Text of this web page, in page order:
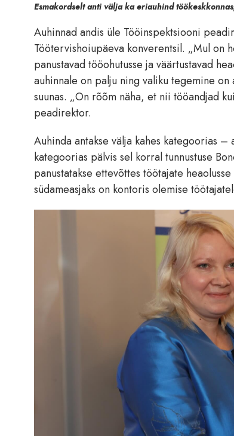
Esmakordselt anti välja ka eriauhind
Auhinnad andis üle Tööinspektsiooni
Töötervishoiupäeva konverentsil. „Mul on
panustavad tööohutusse ja väärtustavad
auhinnale on palju ning valiku tegemine
suunas. „On rõõm näha, et nii tööandjad
peadirektor.
Auhinda antakse välja kahes kategoorias
kategoorias pälvis sel korral tunnustuse
panustatakse ettevõttes töötajate
südameasjaks on kontoris olemise